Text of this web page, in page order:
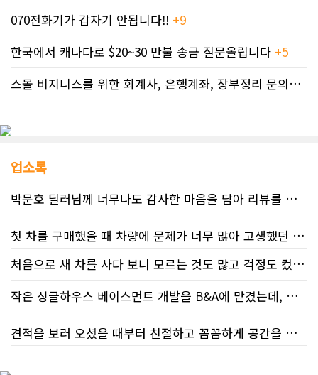
070전화기가 갑자기 안됩니다!! +9
한국에서 캐나다로 $20~30 만불 송금 질문올립니다 +5
스몰 비지니스를 위한 회계사, 은행계좌, 장부정리 문의드립니다.
업소록
박문호 딜러님께 너무나도 감사한 마음을 담아 리뷰를 남깁니다.
첫 차를 구매했을 때 차량에 문제가 너무 많아 고생했던 경험이 있어서, 이번에는 정말 신중하게 고민하고 꼼꼼하게 알아본 후 차를 구매하고 싶었습니다. 그러던 중 사우스포인트의 박문호 딜러님을 만나면서 그동안의 고민이 모두 해결되었습니다.
처음 차량을 선택하는 과정부터 저에게 맞는 차량을 추천해 주셨고, 그 차량의 장단점과 다양한 기능까지 하나하나 자세하게 설명해 주셔서 큰 도움이 되었습니다. 원래는 새 차를 받기까지 4~5개월 정도 기다려야 한다고 들었는데, 딜러님의 노력 덕분에 한 달 만에 차량을 받을 수 있었습니다.
차량을 인수하는 날에도 시간이 오래 걸렸음에도 불구하고 모든 기능을 하나씩 직접 설명해 주시고, 앞으로 차량을 관리하면서 꼭 확인해야 할 부분과 유용한 팁까지 꼼꼼하게 알려주셨습니다. 차에 대해 잘 모르는 저에게는 정말 큰 도움이 되었습니다.
처음으로 새 차를 사다 보니 모르는 것도 많고 걱정도 컸는데 박문호 딜러님 덕분에 전 과정이 너무나 편안하고 만족스러웠습니다! 상담하는 내내 꼼꼼하게 설명해 주신 것은 물론, 복잡한 서류 절차와 차량 옵션 체크까지 세심하게 챙겨주셔서 마음이 정말 든든했습니다. 차량 출고 날에도 긴 시간 할애해 가며 기능을 친절하게 하나하나 설명해 주셔서 큰 도움이 되었는데요, 특히 정비사 출신이셔서 그런지 디테일한 부분까지 전문적으로 말씀해 주셔서 신뢰가 팍팍 갔습니다 ?? 다른분 리뷰에도 있지만 마지막에 "진짜 서비스는 이제부터 시작"이라는 진심어린 말씀에는 깊은 감동을 받았습니다. 앞으로 주변에 차 구매하려는 분이 있다면 무조건 박문호 딜러님 강력 추천입니다! 신경 써주셔서 진심으로 감사드리며, 늘 건강하시고 번창하시길 바랍니다 :)
작은 싱글하우스 베이스먼트 개발을 B&A에 맡겼는데, 처음부터 끝까지 정말 만족스러운 경험이었습니다.
견적을 보러 오셨을 때부터 친절하고 꼼꼼하게 공간을 확인해 주셨고, 여러 옵션이 포함된 견적 금액도 다른 업체들과 비교했을 때 매우 합리적이었습니다.